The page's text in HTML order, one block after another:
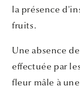
la présence
fruits.
Une absence
effectuée par
fleur mâle à